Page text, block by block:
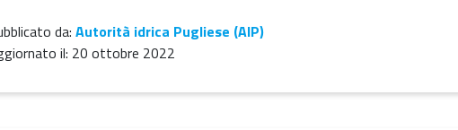
da: Autorità idrica Pugliese (AIP)
il: 20 ottobre 2022